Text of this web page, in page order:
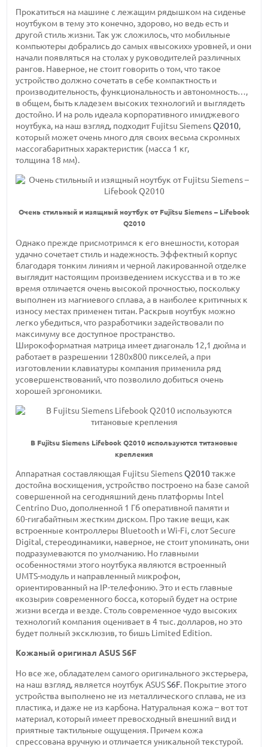
Прокатиться на машине с лежащим рядышком на сиденье
ноутбуком в тему это конечно, здорово, но ведь есть и
другой стиль жизни. Так уж сложилось, что мобильные
компьютеры добрались до самых «высоких» уровней, и они
начали появляться на столах у руководителей различных
рангов. Наверное, не стоит говорить о том, что такое
устройство должно сочетать в себе компактность и
производительность, функциональность и автономность…,
в общем, быть кладезем высоких технологий и выглядеть
достойно. И на роль идеала корпоративного имиджевого
ноутбука, на наш взгляд, подходит Fujitsu SiemensQ2010,
который может очень много для своих весьма скромных
массогабаритных характеристик (масса 1 кг,
толщина 18 мм).
Очень стильный и изящный ноутбук от Fujitsu Siemens – Lifebook
Q2010
Однако прежде присмотримся к его внешности, которая
удачно сочетает стиль и надежность. Эффектный корпус
благодаря тонким линиям и черной лакированной отделке
выглядит настоящим произведением искусства и в то же
время отличается очень высокой прочностью, поскольку
выполнен из магниевого сплава, а в наиболее критичных к
износу местах применен титан. Раскрыв ноутбук можно
легко убедиться, что разработчики задействовали по
максимуму все доступное пространство.
Широкоформатная матрица имеетдиагональ 12,1 дюйма и
работает в разрешении 1280х800 пикселей,а при
изготовлении клавиатуры компания применила ряд
усовершенствований, что позволило добиться очень
хорошей эргономики.
В Fujitsu Siemens Lifebook Q2010 используются титановые
крепления
Аппаратная составляющая Fujitsu SiemensQ2010также
достойна восхищения, устройство построено на базе самой
совершенной на сегодняшний день платформы Intel
Centrino Duo, дополненной 1 Гбоперативной памяти и
60-гигабайтным жестким диском. Про такие вещи, как
встроенные контроллеры Bluetooth иWi-Fi,слот Secure
Digital, стереодинамики, наверное, не стоит упоминать, они
подразумеваются по умолчанию. Но главными
особенностями этого ноутбука являются встроенный
UMTS-модуль и направленный микрофон,
ориентированный на IP-телефонию.Это и есть главные
«козыри» современного босса, который будет на острие
жизни всегда и везде. Столь современное чудо высоких
технологий компания оцениваетв 4 тыс. долларов, но это
будет полный эксклюзив, то бишь Limited Edition.
Кожаный оригиналASUS S6F
Но все же, обладателем самого оригинального экстерьера,
на наш взгляд, является ноутбук ASUSS6F. Покрытие этого
устройства выполнено не из металлического сплава, не из
пластика, и даже не из карбона. Натуральная кожа – вот тот
материал, который имеет превосходный внешний вид и
приятные тактильные ощущения. Причем кожа
спрессована вручную и отличается уникальной текстурой.